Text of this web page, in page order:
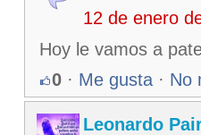
12 de enero
Hoy le vamos a
0 · Me gusta · No
Leonardo